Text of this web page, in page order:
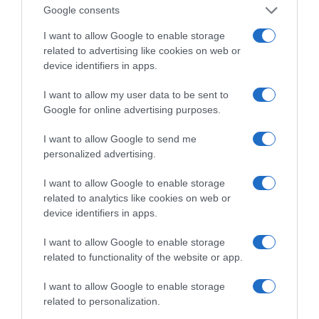
Google consents
I want to allow Google to enable storage
related to advertising like cookies on web or
device identifiers in apps.
I want to allow my user data to be sent to
Google for online advertising purposes.
I want to allow Google to send me
personalized advertising.
I want to allow Google to enable storage
related to analytics like cookies on web or
device identifiers in apps.
I want to allow Google to enable storage
related to functionality of the website or app.
I want to allow Google to enable storage
related to personalization.
της Ζωής μας
το ελληνικό καλοκαίρι και ένας
πολιτισμός που μας ενώνει κάθε μέρα.
ΌΣΑ ΧΡΕΙΆΖΕΣΑΙ
ΓΙΑ ΤΟ ΚΑΛΟΚΑΊΡΙ ΣΟΥ →
ΡΟΗ ΕΙΔΗΣΕΩΝ
Ν. Γρηγοράκου: Ένας «πολιτισμένος» κυβερνητικός